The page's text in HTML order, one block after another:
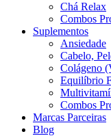
Chá Relax
Combos
Suplementos
Ansiedade
Cabelo,
Colágeno
Equilíbrio
Combos
Marcas Parceiras
Blog